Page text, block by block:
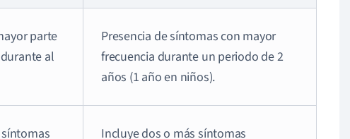
parte
al
Presencia de síntomas con mayor
frecuencia durante un periodo de 2
años (1 año en niños).
Incluye dos o más síntomas